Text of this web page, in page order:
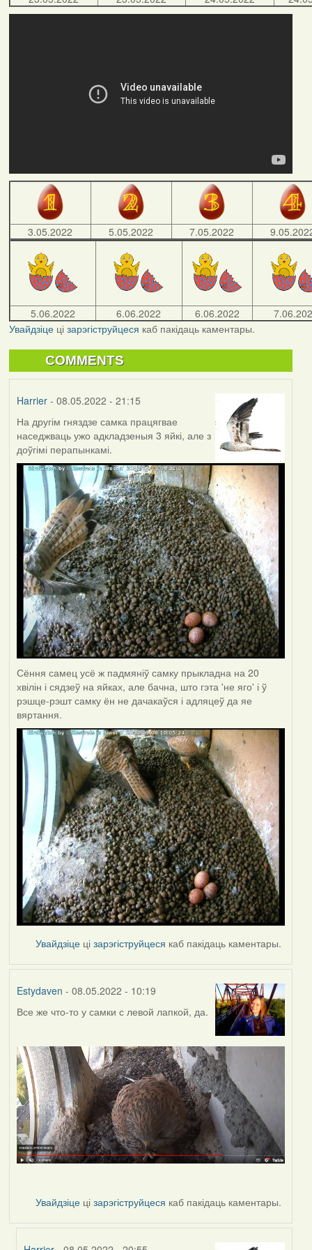
3.05.2022 5.05.2022 7.05.2022
5.06.2022 6.06.2022 6.06.2022
Увайдзіцеці зарэгіструйцеся каб пакідаць каментары.
COMMENTS
Harrier- 08.05.2022 - 21:15
На другім гняздзе самка працягвае
наседжваць ужо адкладзеныя 3 яйкі, але з
доўгімі перапынкамі.
Сёння самец усё ж падмяніў самку прыкладна на 20
хвілін і сядзеў на яйках, але бачна, што гэта 'не яго' і ў
рэшце-рэшт самку ён не дачакаўся і адляцеў да яе
вяртання.
Увайдзіце цізарэгіструйцеся каб пакідаць каментары.
Estydaven - 08.05.2022 - 10:19
Все же что-то у самки с левой лапкой, да.
Увайдзіце цізарэгіструйцеся каб пакідаць каментары.